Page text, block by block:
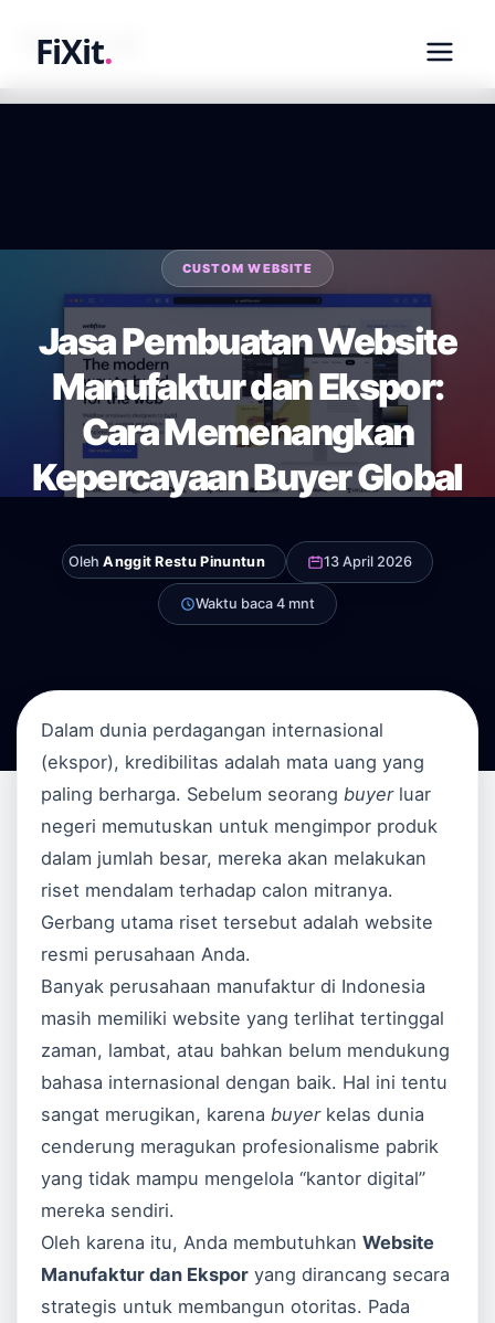
FiXit.
fixit.co.id
CUSTOM WEBSITE
Jasa Pembuatan Website
Manufaktur dan Ekspor:
Cara Memenangkan
Kepercayaan Buyer Global
OlehAnggit Restu Pinuntun 13 April 2026
Waktu baca 4 mnt
Dalam dunia perdagangan internasional
(ekspor), kredibilitas adalah mata uang yang
paling berharga. Sebelum seorangbuyerluar
negeri memutuskan untuk mengimpor produk
dalam jumlah besar, mereka akan melakukan
riset mendalam terhadap calon mitranya.
Gerbang utama riset tersebut adalah website
resmi perusahaan Anda.
Banyak perusahaan manufaktur di Indonesia
masih memiliki website yang terlihat tertinggal
zaman, lambat, atau bahkan belum mendukung
bahasa internasional dengan baik. Hal ini tentu
sangat merugikan, karenabuyerkelas dunia
cenderung meragukan profesionalisme pabrik
yang tidak mampu mengelola “kantor digital”
mereka sendiri.
Oleh karena itu, Anda membutuhkanWebsite
Manufaktur dan Ekspor yang dirancang secara
strategis untuk membangun otoritas. Pada